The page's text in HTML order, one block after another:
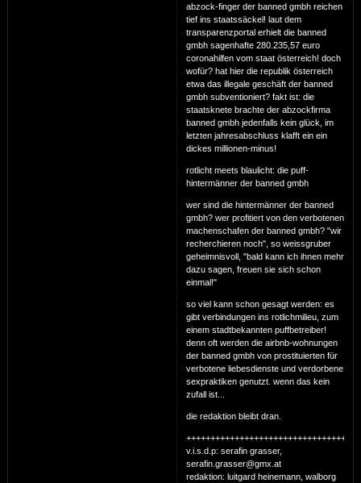
abzock-finger der banned gmbh reichen
tief ins staatssäckel! laut dem
transparenzportal erhielt die banned
gmbh sagenhafte 280.235,57 euro
coronahilfen vom staat österreich! doch
wofür? hat hier die republik österreich
etwa das illegale geschäft der banned
gmbh subventioniert? fakt ist: die
staatsknete brachte der abzockfirma
banned gmbh jedenfalls kein glück, im
letzten jahresabschluss klafft ein ein
dickes millionen-minus!
rotlicht meets blaulicht: die puff-
hintermänner der banned gmbh
wer sind die hintermänner der banned
gmbh? wer profitiert von den verbotenen
machenschafen der banned gmbh? "wir
recherchieren noch", so weissgruber
geheimnisvoll, "bald kann ich ihnen mehr
dazu sagen, freuen sie sich schon
einmal!"
so viel kann schon gesagt werden: es
gibt verbindungen ins rotlichmilieu, zum
einem stadtbekannten puffbetreiber!
denn oft werden die airbnb-wohnungen
der banned gmbh von prostituierten für
verbotene liebesdienste und verdorbene
sexpraktiken genutzt. wenn das kein
zufall ist...
die redaktion bleibt dran.
v.i.s.d.p: serafin grasser,
serafin.grasser@gmx.at
redaktion: luitgard heinemann, walborg